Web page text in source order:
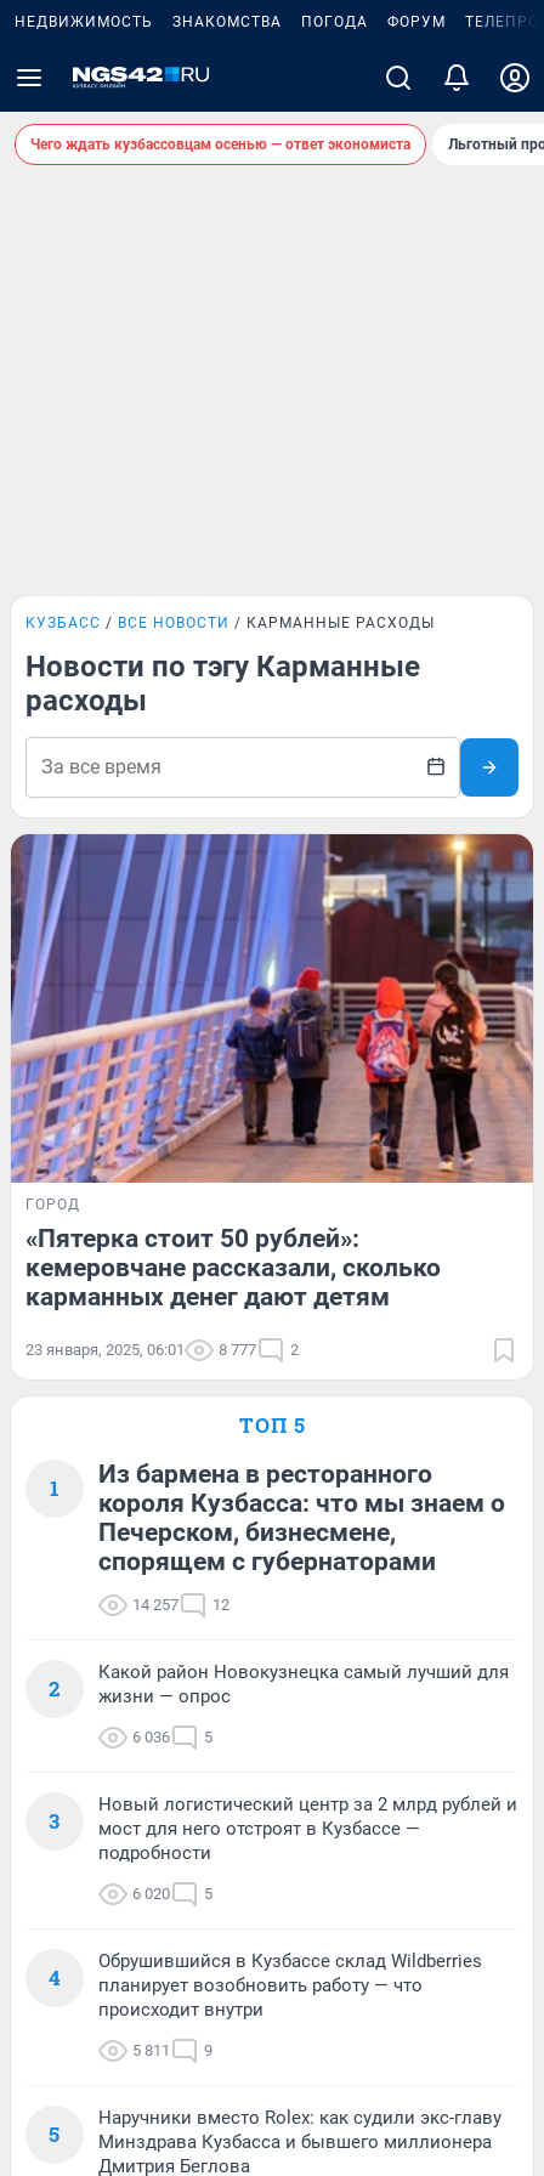
НЕДВИЖИМОСТЬ ЗНАКОМСТВА ПОГОДА ФОРУМ
Чего ждать кузбассовцам осенью — ответ экономиста Льготный
КУЗБАСС ВСЕ НОВОСТИ КАРМАННЫЕ РАСХОДЫ
Новости по тэгу Карманные
расходы
ГОРОД
«Пятерка стоит 50 рублей»:
кемеровчане рассказали, сколько
карманных денег дают детям
23 января, 2025, 06:01 8 777 2
ТОП 5
1
Из бармена в ресторанного
короля Кузбасса: что мы знаем о
Печерском, бизнесмене,
спорящем с губернаторами
14 257 12
2
Какой район Новокузнецка самый лучший для
жизни — опрос
6 036 5
3
Новый логистический центр за 2 млрд рублей и
мост для него отстроят в Кузбассе —
подробности
6 020 5
4
Обрушившийся в Кузбассе склад Wildberries
планирует возобновить работу — что
происходит внутри
5 811 9
5
Наручники вместо Rolex: как судили экс-главу
Минздрава Кузбасса и бывшего миллионера
Дмитрия Беглова